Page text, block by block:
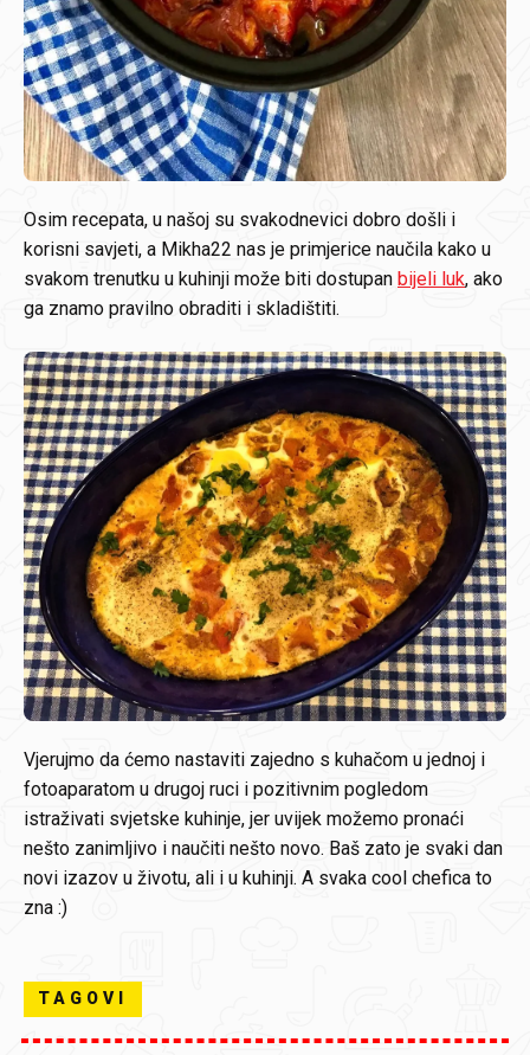
Osim recepata, u našoj su svakodnevici dobro došli i
korisni savjeti, a Mikha22 nas je primjerice naučila kako u
svakom trenutku u kuhinji može biti dostupan bijeli luk, ako
ga znamo pravilno obraditi i skladištiti.
Vjerujmo da ćemo nastaviti zajedno s kuhačom u jednoj i
fotoaparatom u drugoj ruci i pozitivnim pogledom
istraživati svjetske kuhinje, jer uvijek možemo pronaći
nešto zanimljivo i naučiti nešto novo. Baš zato je svaki dan
novi izazov u životu, ali i u kuhinji. A svaka cool chefica to
zna :)
TAGOVI